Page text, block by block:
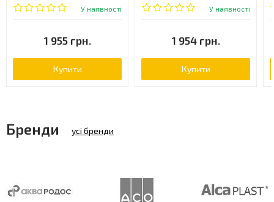
У наявності
1 955 грн.
Купити
У наявності
1 954 грн.
Купити
Бренди усі бренди